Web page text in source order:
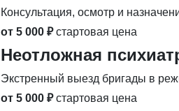
Консультация, осмотр и
от 5 000 ₽ стартовая цена
Неотложная
Экстренный выезд бригады в
от 5 000 ₽ стартовая цена